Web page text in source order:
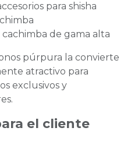
para shisha
de gama alta
púrpura la convierte
atractivo para
exclusivos y
el cliente